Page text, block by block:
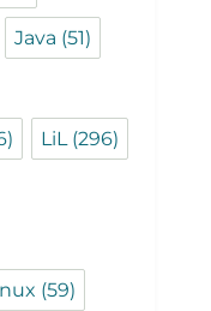
Java (51)
LiL(296)
(59)